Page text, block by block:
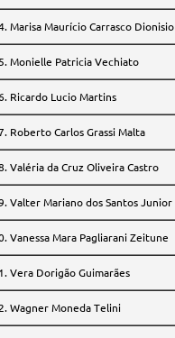
Marisa Maurício Carrasco Dionisio
Monielle Patricia Vechiato
Ricardo Lucio Martins
Roberto Carlos Grassi Malta
Valéria da Cruz Oliveira Castro
Valter Mariano dos Santos Junior
Vanessa Mara Pagliarani Zeitune
Vera Dorigão Guimarães
Wagner Moneda Telini